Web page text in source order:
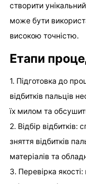
створити
може бути
високою точністю.
Етапи
1. Підготовка до
відбитків пальців
їх милом та
2. Відбір
зняття відбитків
матеріалів та
3. Перевірка якості: